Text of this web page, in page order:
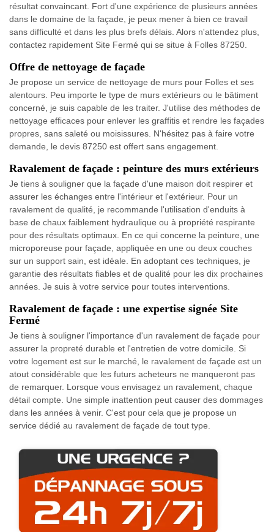
résultat convaincant. Fort d'une expérience de plusieurs années
dans le domaine de la façade, je peux mener à bien ce travail
sans difficulté et dans les plus brefs délais. Alors n'attendez plus,
contactez rapidement Site Fermé qui se situe à Folles 87250.
Offre de nettoyage de façade
Je propose un service de nettoyage de murs pour Folles et ses
alentours. Peu importe le type de murs extérieurs ou le bâtiment
concerné, je suis capable de les traiter. J'utilise des méthodes de
nettoyage efficaces pour enlever les graffitis et rendre les façades
propres, sans saleté ou moisissures. N'hésitez pas à faire votre
demande, le devis 87250 est offert sans engagement.
Ravalement de façade : peinture des murs extérieurs
Je tiens à souligner que la façade d'une maison doit respirer et
assurer les échanges entre l'intérieur et l'extérieur. Pour un
ravalement de qualité, je recommande l'utilisation d'enduits à
base de chaux faiblement hydraulique ou à propriété respirante
pour des résultats optimaux. En ce qui concerne la peinture, une
microporeuse pour façade, appliquée en une ou deux couches
sur un support sain, est idéale. En adoptant ces techniques, je
garantie des résultats fiables et de qualité pour les dix prochaines
années. Je suis à votre service pour toutes interventions.
Ravalement de façade : une expertise signée Site
Fermé
Je tiens à souligner l'importance d'un ravalement de façade pour
assurer la propreté durable et l'entretien de votre domicile. Si
votre logement est sur le marché, le ravalement de façade est un
atout considérable que les futurs acheteurs ne manqueront pas
de remarquer. Lorsque vous envisagez un ravalement, chaque
détail compte. Une simple inattention peut causer des dommages
dans les années à venir. C'est pour cela que je propose un
service dédié au ravalement de façade de tout type.